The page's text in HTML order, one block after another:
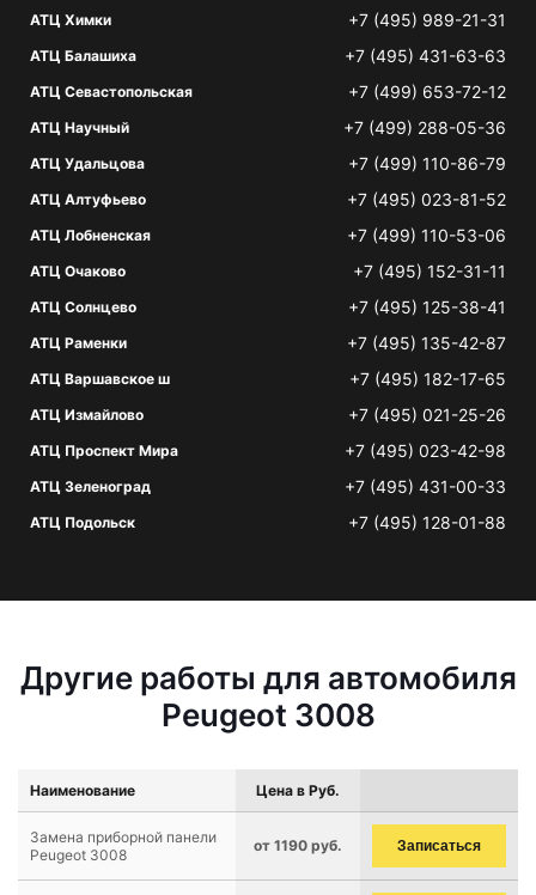
АТЦ Химки +7 (495) 989-21-31
АТЦ Балашиха +7 (495) 431-63-63
АТЦ Севастопольская +7 (499) 653-72-12
АТЦ Научный +7 (499) 288-05-36
АТЦ Удальцова +7 (499) 110-86-79
АТЦ Алтуфьево +7 (495) 023-81-52
АТЦ Лобненская +7 (499) 110-53-06
АТЦ Очаково +7 (495) 152-31-11
АТЦ Солнцево +7 (495) 125-38-41
АТЦ Раменки +7 (495) 135-42-87
АТЦ Варшавское ш +7 (495) 182-17-65
АТЦ Измайлово +7 (495) 021-25-26
АТЦ Проспект Мира +7 (495) 023-42-98
АТЦ Зеленоград +7 (495) 431-00-33
АТЦ Подольск +7 (495) 128-01-88
Другие работы для автомобиля
Peugeot 3008
Наименование Цена в Руб.
Замена приборной панели
Peugeot 3008
от 1190 руб. Записаться